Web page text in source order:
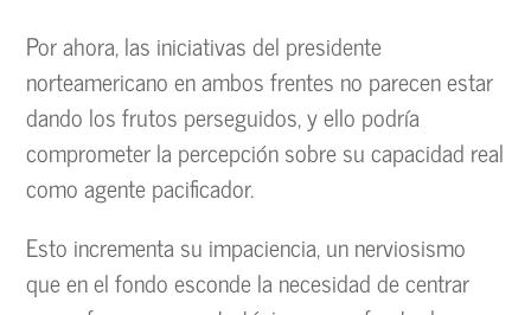
Por ahora, las iniciativas del presidente
norteamericano en ambos frentes no parecen estar
dando los frutos perseguidos, y ello podría
comprometer la percepción sobre su capacidad real
como agente pacificador.
Esto incrementa su impaciencia, un nerviosismo
que en el fondo esconde la necesidad de centrar